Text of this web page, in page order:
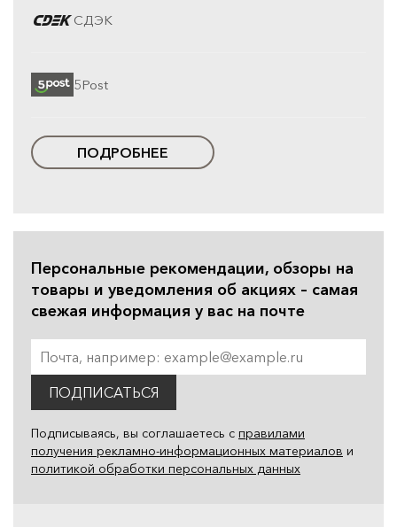
СДЭК
5Post
ПОДРОБНЕЕ
Персональные рекомендации, обзоры на
товары и уведомления об акциях – самая
свежая информация у вас на почте
ПОДПИСАТЬСЯ
Подписываясь, вы соглашаетесь с правилами
получения рекламно-информационных материалов и
политикой обработки персональных данных